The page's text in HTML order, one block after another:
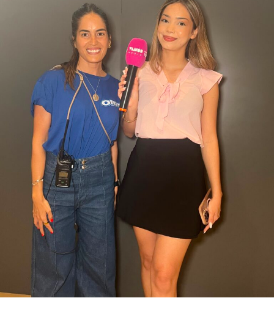
mercado paraguayo propuestas que representan la
vanguardia de la industria automotriz mundial,
acercando una marca icónica que mira hacia el futuro
sin perder la esencia que la convirtió en una leyenda.